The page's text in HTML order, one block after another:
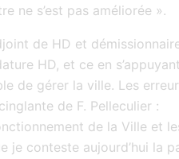
ne s’est pas améliorée ».
de HD et
HD, et ce en
de gérer la ville. Les
de F. Pelleculier :
de la Ville et
je conteste aujourd’hui